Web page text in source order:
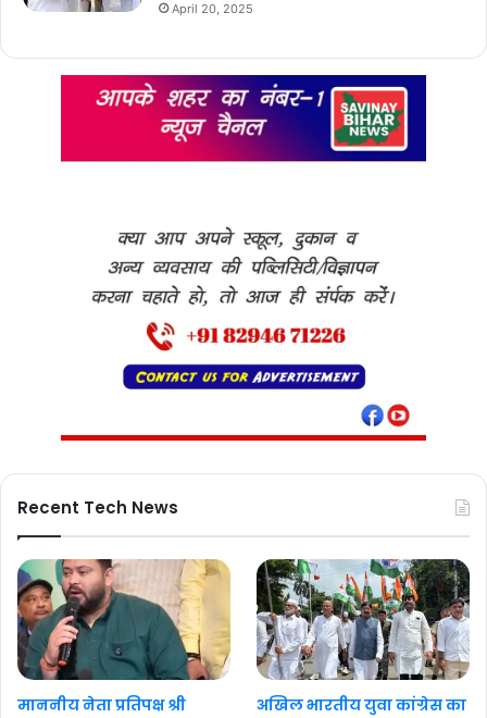
April 20, 2025
Recent Tech News
माननीय नेता प्रतिपक्ष श्री
अखिल भारतीय युवा कांग्रेस का